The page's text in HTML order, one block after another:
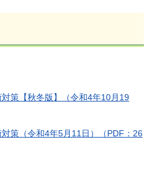
策【秋冬版】（令和4年10月19
策（令和4年5月11日）（PDF：26